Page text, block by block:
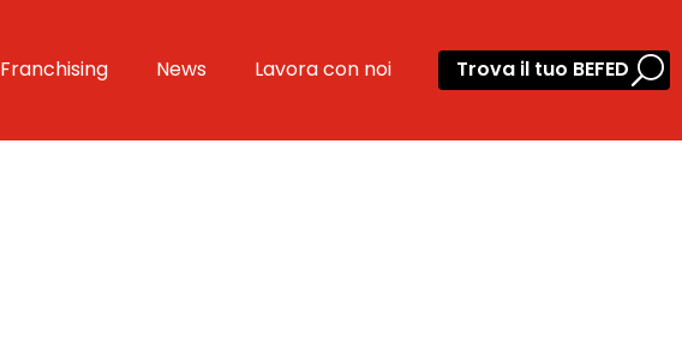
Franchising News Lavora con noi Trova il tuo BEFED